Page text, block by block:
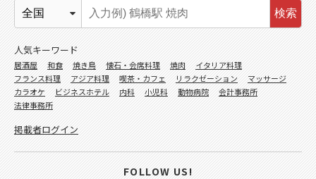
検索
人気キーワード
居酒屋 和食 焼き鳥 懐石・会席料理 焼肉
イタリア料理
フランス料理
アジア料理 喫茶・カフェ リラクゼーション
マッサージ
カラオケ
ビジネスホテル 内科 小児科 動物病院
会計事務所
法律事務所
掲載者ログイン
FOLLOW US!